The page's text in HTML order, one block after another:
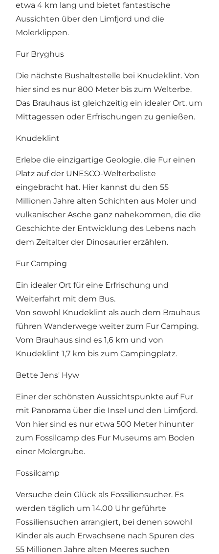
etwa 4 km lang und bietet fantastische
Aussichten über den Limfjord und die
Molerklippen.
Fur Bryghus
Die nächste Bushaltestelle bei Knudeklint. Von
hier sind es nur 800 Meter bis zum Welterbe.
Das Brauhaus ist gleichzeitig ein idealer Ort, um
Mittagessen oder Erfrischungen zu genießen.
Knudeklint
Erlebe die einzigartige Geologie, die Fur einen
Platz auf der UNESCO-Welterbeliste
eingebracht hat. Hier kannst du den 55
Millionen Jahre alten Schichten aus Moler und
vulkanischer Asche ganz nahekommen, die die
Geschichte der Entwicklung des Lebens nach
dem Zeitalter der Dinosaurier erzählen.
Fur Camping
Ein idealer Ort für eine Erfrischung und
Weiterfahrt mit dem Bus.
Von sowohl Knudeklint als auch dem Brauhaus
führen Wanderwege weiter zum Fur Camping.
Vom Brauhaus sind es 1,6 km und von
Knudeklint 1,7 km bis zum Campingplatz.
Bette Jens' Hyw
Einer der schönsten Aussichtspunkte auf Fur
mit Panorama über die Insel und den Limfjord.
Von hier sind es nur etwa 500 Meter hinunter
zum Fossilcamp des Fur Museums am Boden
einer Molergrube.
Fossilcamp
Versuche dein Glück als Fossiliensucher. Es
werden täglich um 14.00 Uhr geführte
Fossiliensuchen arrangiert, bei denen sowohl
Kinder als auch Erwachsene nach Spuren des
55 Millionen Jahre alten Meeres suchen